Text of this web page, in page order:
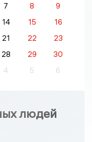
7 8
9
14 15
16
21 22
23
28 29
30
4 5 6
людей